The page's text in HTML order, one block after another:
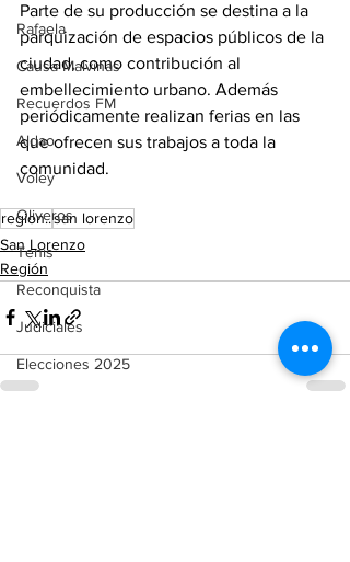
Rafaela
Causa Malvinas
Recuerdos FM
Aldao
Voley
Oliveros
Tenis
Reconquista
Judiciales
Elecciones 2025
Parte de su producción se destina a la
parquización de espacios públicos de la
ciudad, como contribución al
embellecimiento urbano. Además
periódicamente realizan ferias en las
que ofrecen sus trabajos a toda la
comunidad.
region..san lorenzo
San Lorenzo
Región